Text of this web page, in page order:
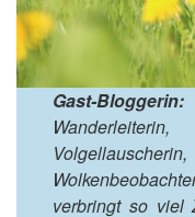
Gast-Bloggerin:
verbringt so viel